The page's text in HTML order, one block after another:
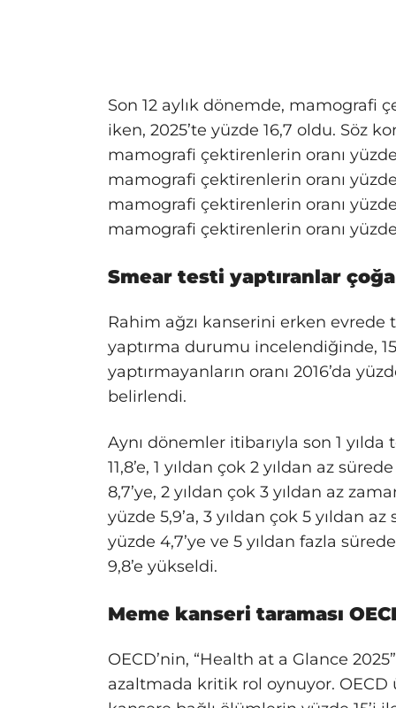
Son 12 aylık dönemde, mamografi
iken, 2025’te yüzde 16,7 oldu. Söz
mamografi çektirenlerin oranı yüzde
mamografi çektirenlerin oranı yüzde
mamografi çektirenlerin oranı
mamografi çektirenlerin oranı yüzde
Smear testi yaptıranlar
Rahim ağzı kanserini erken
yaptırma durumu incelendiğinde,
yaptırmayanların oranı 2016’da
belirlendi.
Aynı dönemler itibarıyla son 1 yılda
11,8’e, 1 yıldan çok 2 yıldan az
8,7’ye, 2 yıldan çok 3 yıldan az
yüzde 5,9’a, 3 yıldan çok 5 yıldan
yüzde 4,7’ye ve 5 yıldan fazla
9,8’e yükseldi.
Meme kanseri taraması
OECD’nin, “Health at a Glance
azaltmada kritik rol oynuyor.